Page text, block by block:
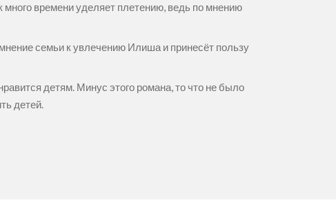
времени уделяет плетению, ведь по мнению
семьи к увлечению Илиша и принесёт пользу
детям. Минус этого романа, то что не было
детей.